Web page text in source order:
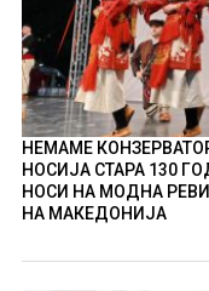
НЕМАМЕ
НОСИЈА СТАРА 130
НОСИ НА МОДНА
НА МАКЕДОНИЈА